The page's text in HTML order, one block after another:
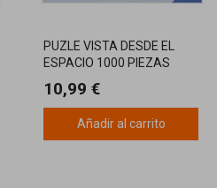
PUZLE VISTA DESDE EL
ESPACIO 1000 PIEZAS
10,99 €
Añadir al carrito